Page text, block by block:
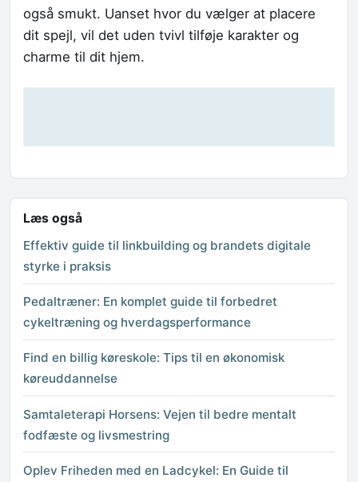
også smukt. Uanset hvor du vælger at placere
dit spejl, vil det uden tvivl tilføje karakter og
charme til dit hjem.
Læs også
Effektiv guide til linkbuilding og brandets digitale
styrke i praksis
Pedaltræner: En komplet guide til forbedret
cykeltræning og hverdagsperformance
Find en billig køreskole: Tips til en økonomisk
køreuddannelse
Samtaleterapi Horsens: Vejen til bedre mentalt
fodfæste og livsmestring
Oplev Friheden med en Ladcykel: En Guide til